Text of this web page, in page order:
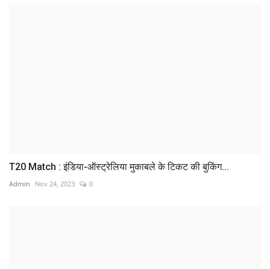
T20 Match : इंडिया-ऑस्ट्रेलिया मुकाबले के टिकट की बुकिंग...
Admin Nov 24, 2023 0